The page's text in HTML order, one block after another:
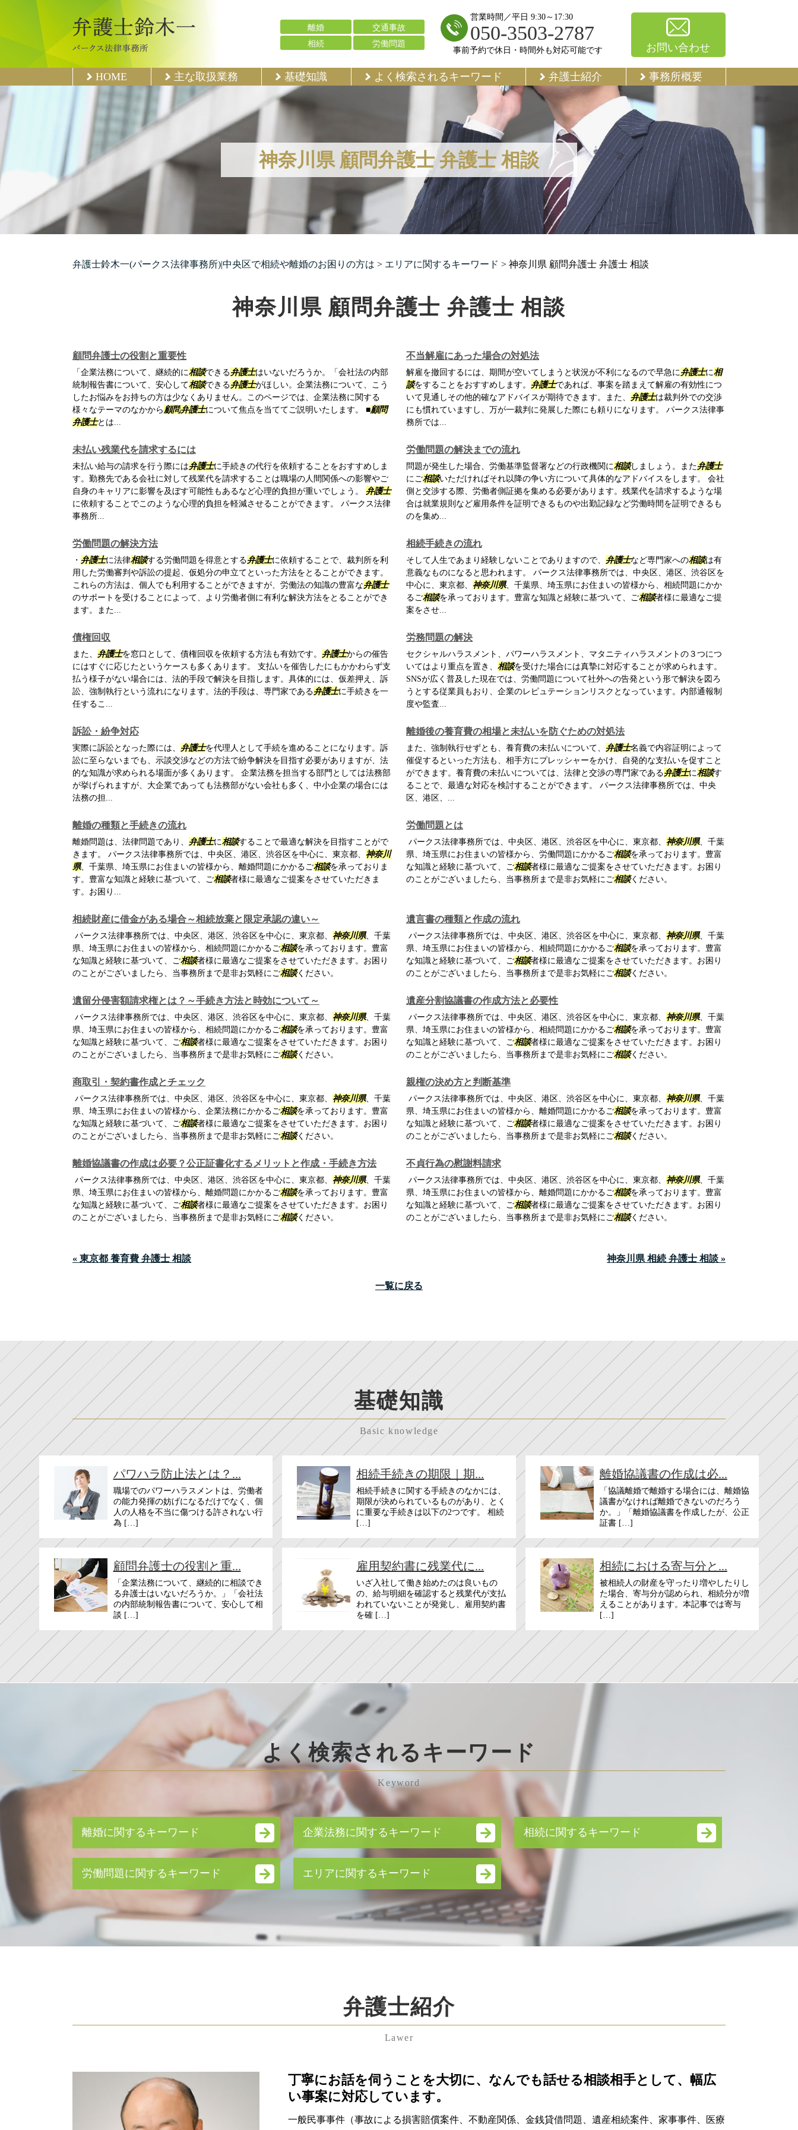
神奈川県 顧問弁護士 弁護士 相談
離婚
交通事故
相続
労働問題
営業時間／平日 9:30～17:30
050-3503-2787
事前予約で休日・時間外も対応可能です お問い合わせ
HOME 主な取扱業務 基礎知識 よく検索されるキーワード 弁護士紹介 事務所概要
弁護士鈴木一(パークス法律事務所)|中央区で相続や離婚のお困りの方は > エリアに関するキーワード > 神奈川県 顧問弁護士 弁護士 相談
神奈川県 顧問弁護士 弁護士 相談
顧問弁護士の役割と重要性
「企業法務について、継続的に相談できる弁護士はいないだろうか。「会社法の内部
統制報告書について、安心して相談できる弁護士がほしい。企業法務について、こう
したお悩みをお持ちの方は少なくありません。このページでは、企業法務に関する
様々なテーマのなかから顧問弁護士について焦点を当ててご説明いたします。 ■顧問
弁護士とは...
不当解雇にあった場合の対処法
解雇を撤回するには、期間が空いてしまうと状況が不利になるので早急に弁護士に相
談をすることをおすすめします。 弁護士であれば、事案を踏まえて解雇の有効性につ
いて見通しその他的確なアドバイスが期待できます。また、 弁護士は裁判外での交渉
にも慣れていますし、万が一裁判に発展した際にも頼りになります。 パークス法律事
務所では...
未払い残業代を請求するには
未払い給与の請求を行う際には弁護士に手続きの代行を依頼することをおすすめしま
す。勤務先である会社に対して残業代を請求することは職場の人間関係への影響やご
自身のキャリアに影響を及ぼす可能性もあるなど心理的負担が重いでしょう。 弁護士
に依頼することでこのような心理的負担を軽減させることができます。 パークス法律
事務所...
労働問題の解決までの流れ
問題が発生した場合、労働基準監督署などの行政機関に相談しましょう。また弁護士
にご相談いただければそれ以降の争い方について具体的なアドバイスをします。 会社
側と交渉する際、労働者側証拠を集める必要があります。残業代を請求するような場
合は就業規則など雇用条件を証明できるものや出勤記録など労働時間を証明できるも
のを集め...
労働問題の解決方法
・ 弁護士に法律相談する労働問題を得意とする弁護士に依頼することで、裁判所を利
用した労働審判や訴訟の提起、仮処分の申立てといった方法をとることができます。
これらの方法は、個人でも利用することができますが、労働法の知識の豊富な弁護士
のサポートを受けることによって、より労働者側に有利な解決方法をとることができ
ます。また...
相続手続きの流れ
そして人生であまり経験しないことでありますので、 弁護士など専門家への相談は有
意義なものになると思われます。 パークス法律事務所では、中央区、港区、渋谷区を
中心に、東京都、 神奈川県、千葉県、埼玉県にお住まいの皆様から、相続問題にかか
るご相談を承っております。豊富な知識と経験に基づいて、ご相談者様に最適なご提
案をさせ...
債権回収
また、 弁護士を窓口として、債権回収を依頼する方法も有効です。 弁護士からの催告
にはすぐに応じたというケースも多くあります。 支払いを催告したにもかかわらず支
払う様子がない場合には、法的手段で解決を目指します。具体的には、仮差押え、訴
訟、強制執行という流れになります。法的手段は、専門家である弁護士に手続きを一
任するこ...
労務問題の解決
セクシャルハラスメント、パワーハラスメント、マタニティハラスメントの３つにつ
いてはより重点を置き、 相談を受けた場合には真摯に対応することが求められます。
SNSが広く普及した現在では、労働問題について社外への告発という形で解決を図ろ
うとする従業員もおり、企業のレピュテーションリスクとなっています。内部通報制
度や監査...
訴訟・紛争対応
実際に訴訟となった際には、 弁護士を代理人として手続を進めることになります。訴
訟に至らないまでも、示談交渉などの方法で紛争解決を目指す必要がありますが、法
的な知識が求められる場面が多くあります。 企業法務を担当する部門としては法務部
が挙げられますが、大企業であっても法務部がない会社も多く、中小企業の場合には
法務の担...
離婚後の養育費の相場と未払いを防ぐための対処法
また、強制執行せずとも、養育費の未払いについて、 弁護士名義で内容証明によって
催促するといった方法も、相手方にプレッシャーをかけ、自発的な支払いを促すこと
ができます。養育費の未払いについては、法律と交渉の専門家である弁護士に相談す
ることで、最適な対応を検討することができます。 パークス法律事務所では、中央
区、港区、...
離婚の種類と手続きの流れ
離婚問題は、法律問題であり、 弁護士に相談することで最適な解決を目指すことがで
きます。 パークス法律事務所では、中央区、港区、渋谷区を中心に、東京都、 神奈川
県、千葉県、埼玉県にお住まいの皆様から、離婚問題にかかるご相談を承っておりま
す。豊富な知識と経験に基づいて、ご相談者様に最適なご提案をさせていただきま
す。お困り...
労働問題とは
パークス法律事務所では、中央区、港区、渋谷区を中心に、東京都、 神奈川県、千葉
県、埼玉県にお住まいの皆様から、労働問題にかかるご相談を承っております。豊富
な知識と経験に基づいて、ご相談者様に最適なご提案をさせていただきます。お困り
のことがございましたら、当事務所まで是非お気軽にご相談ください。
相続財産に借金がある場合～相続放棄と限定承認の違い～
パークス法律事務所では、中央区、港区、渋谷区を中心に、東京都、 神奈川県、千葉
県、埼玉県にお住まいの皆様から、相続問題にかかるご相談を承っております。豊富
な知識と経験に基づいて、ご相談者様に最適なご提案をさせていただきます。お困り
のことがございましたら、当事務所まで是非お気軽にご相談ください。
遺言書の種類と作成の流れ
パークス法律事務所では、中央区、港区、渋谷区を中心に、東京都、 神奈川県、千葉
県、埼玉県にお住まいの皆様から、相続問題にかかるご相談を承っております。豊富
な知識と経験に基づいて、ご相談者様に最適なご提案をさせていただきます。お困り
のことがございましたら、当事務所まで是非お気軽にご相談ください。
遺留分侵害額請求権とは？～手続き方法と時効について～
パークス法律事務所では、中央区、港区、渋谷区を中心に、東京都、 神奈川県、千葉
県、埼玉県にお住まいの皆様から、相続問題にかかるご相談を承っております。豊富
な知識と経験に基づいて、ご相談者様に最適なご提案をさせていただきます。お困り
のことがございましたら、当事務所まで是非お気軽にご相談ください。
遺産分割協議書の作成方法と必要性
パークス法律事務所では、中央区、港区、渋谷区を中心に、東京都、 神奈川県、千葉
県、埼玉県にお住まいの皆様から、相続問題にかかるご相談を承っております。豊富
な知識と経験に基づいて、ご相談者様に最適なご提案をさせていただきます。お困り
のことがございましたら、当事務所まで是非お気軽にご相談ください。
商取引・契約書作成とチェック
パークス法律事務所では、中央区、港区、渋谷区を中心に、東京都、 神奈川県、千葉
県、埼玉県にお住まいの皆様から、企業法務にかかるご相談を承っております。豊富
な知識と経験に基づいて、ご相談者様に最適なご提案をさせていただきます。お困り
のことがございましたら、当事務所まで是非お気軽にご相談ください。
親権の決め方と判断基準
パークス法律事務所では、中央区、港区、渋谷区を中心に、東京都、 神奈川県、千葉
県、埼玉県にお住まいの皆様から、離婚問題にかかるご相談を承っております。豊富
な知識と経験に基づいて、ご相談者様に最適なご提案をさせていただきます。お困り
のことがございましたら、当事務所まで是非お気軽にご相談ください。
離婚協議書の作成は必要？公正証書化するメリットと作成・手続き方法
パークス法律事務所では、中央区、港区、渋谷区を中心に、東京都、 神奈川県、千葉
県、埼玉県にお住まいの皆様から、離婚問題にかかるご相談を承っております。豊富
な知識と経験に基づいて、ご相談者様に最適なご提案をさせていただきます。お困り
のことがございましたら、当事務所まで是非お気軽にご相談ください。
不貞行為の慰謝料請求
パークス法律事務所では、中央区、港区、渋谷区を中心に、東京都、 神奈川県、千葉
県、埼玉県にお住まいの皆様から、離婚問題にかかるご相談を承っております。豊富
な知識と経験に基づいて、ご相談者様に最適なご提案をさせていただきます。お困り
のことがございましたら、当事務所まで是非お気軽にご相談ください。
« 東京都 養育費 弁護士 相談 神奈川県 相続 弁護士 相談 »
一覧に戻る
基礎知識
Basic knowledge
パワハラ防止法とは？...
職場でのパワーハラスメントは、労働者
の能力発揮の妨げになるだけでなく、個
人の人格を不当に傷つける許されない行
為 […]
相続手続きの期限｜期...
相続手続きに関する手続きのなかには、
期限が決められているものがあり、とく
に重要な手続きは以下の2つです。 相続
[…]
離婚協議書の作成は必...
「協議離婚で離婚する場合には、離婚協
議書がなければ離婚できないのだろう
か。」「離婚協議書を作成したが、公正
証書 […]
顧問弁護士の役割と重...
「企業法務について、継続的に相談でき
る弁護士はいないだろうか。」「会社法
の内部統制報告書について、安心して相
談 […]
雇用契約書に残業代に...
いざ入社して働き始めたのは良いもの
の、給与明細を確認すると残業代が支払
われていないことが発覚し、雇用契約書
を確 […]
相続における寄与分と...
被相続人の財産を守ったり増やしたりし
た場合、寄与分が認められ、相続分が増
えることがあります。​​本記事では寄与
[…]
よく検索されるキーワード
Keyword
離婚に関するキーワード
親権 争い
身上監護権
性格の不一致 離婚 慰謝料
離婚調停 費用
財産分与 とは
離婚調停 不成立
養育費 離婚後
企業法務に関するキーワード
株式交換 適格要件
秘密保持 契約書
技術 提携
議決権 制限 株式
労働条件変更 会社都合
m&a デメリット
企業 法務 弁護士
企業 提携
吸収 合併 株式
相続に関するキーワード
遺留分 計算
相続財産 とは
相続放棄 手続き
遺言 執行者
相続人 調査 方法
公正証書遺言 もめる
単純 承認
遺言執行者 義務
労働問題に関するキーワード
労働問題 弁護士 東京
労働問題 弁護士 費用
不当解雇 裁判
雇用契約書 残業代 記載なし
労働問題 相談
残業代請求 弁護士
労働問題
エリアに関するキーワード
埼玉県 慰謝料 弁護士 相談
神奈川県 離婚 弁護士 相談
東京都 不貞行為 弁護士 相談
千葉県 残業代未払い 弁護士 相談
東京都 相続放棄 弁護士 相談
東京都 不当解雇 弁護士 相談
渋谷区 遺留分 弁護士 相談
埼玉県 養育費 弁護士 相談
千葉県 慰謝料 弁護士 相談
港区 遺産分割協議 弁護士 相談
渋谷区 相続放棄 弁護士 相談
弁護士紹介
Lawer
丁寧にお話を伺うことを大切に、なんでも話せる相談相手として、幅広
い事案に対応しています。
一般民事事件（事故による損害賠償案件、不動産関係、金銭貸借問題、遺産相続案件、家事事件、医療